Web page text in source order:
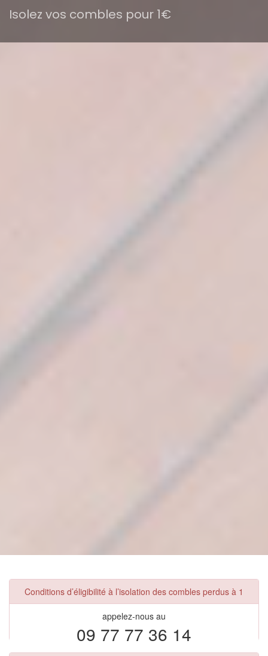
Isolez vos combles pour 1€
Conditions d’éligibilité à l’isolation des combles perdus à 1
appelez-nous au
09 77 77 36 14